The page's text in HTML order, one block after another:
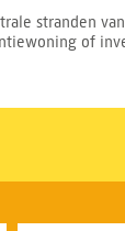
stranden
of